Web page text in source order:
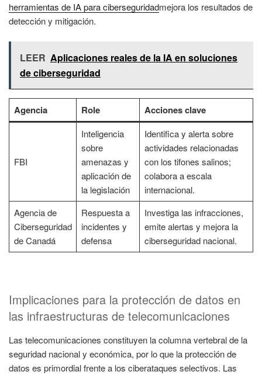
herramientas de IA para ciberseguridadmejora los resultados de
detección y mitigación.
LEER Aplicaciones reales de la IA en soluciones
de ciberseguridad
Agencia Role Acciones clave
FBI
Inteligencia
sobre
amenazas y
aplicación de
la legislación
Identifica y alerta sobre
actividades relacionadas
con los tifones salinos;
colabora a escala
internacional.
Agencia de
Ciberseguridad
de Canadá
Respuesta a
incidentes y
defensa
Investiga las infracciones,
emite alertas y mejora la
ciberseguridad nacional.
Implicaciones para la protección de datos en
las infraestructuras de telecomunicaciones
Las telecomunicaciones constituyen la columna vertebral de la
seguridad nacional y económica, por lo que la protección de
datos es primordial frente a los ciberataques selectivos. Las